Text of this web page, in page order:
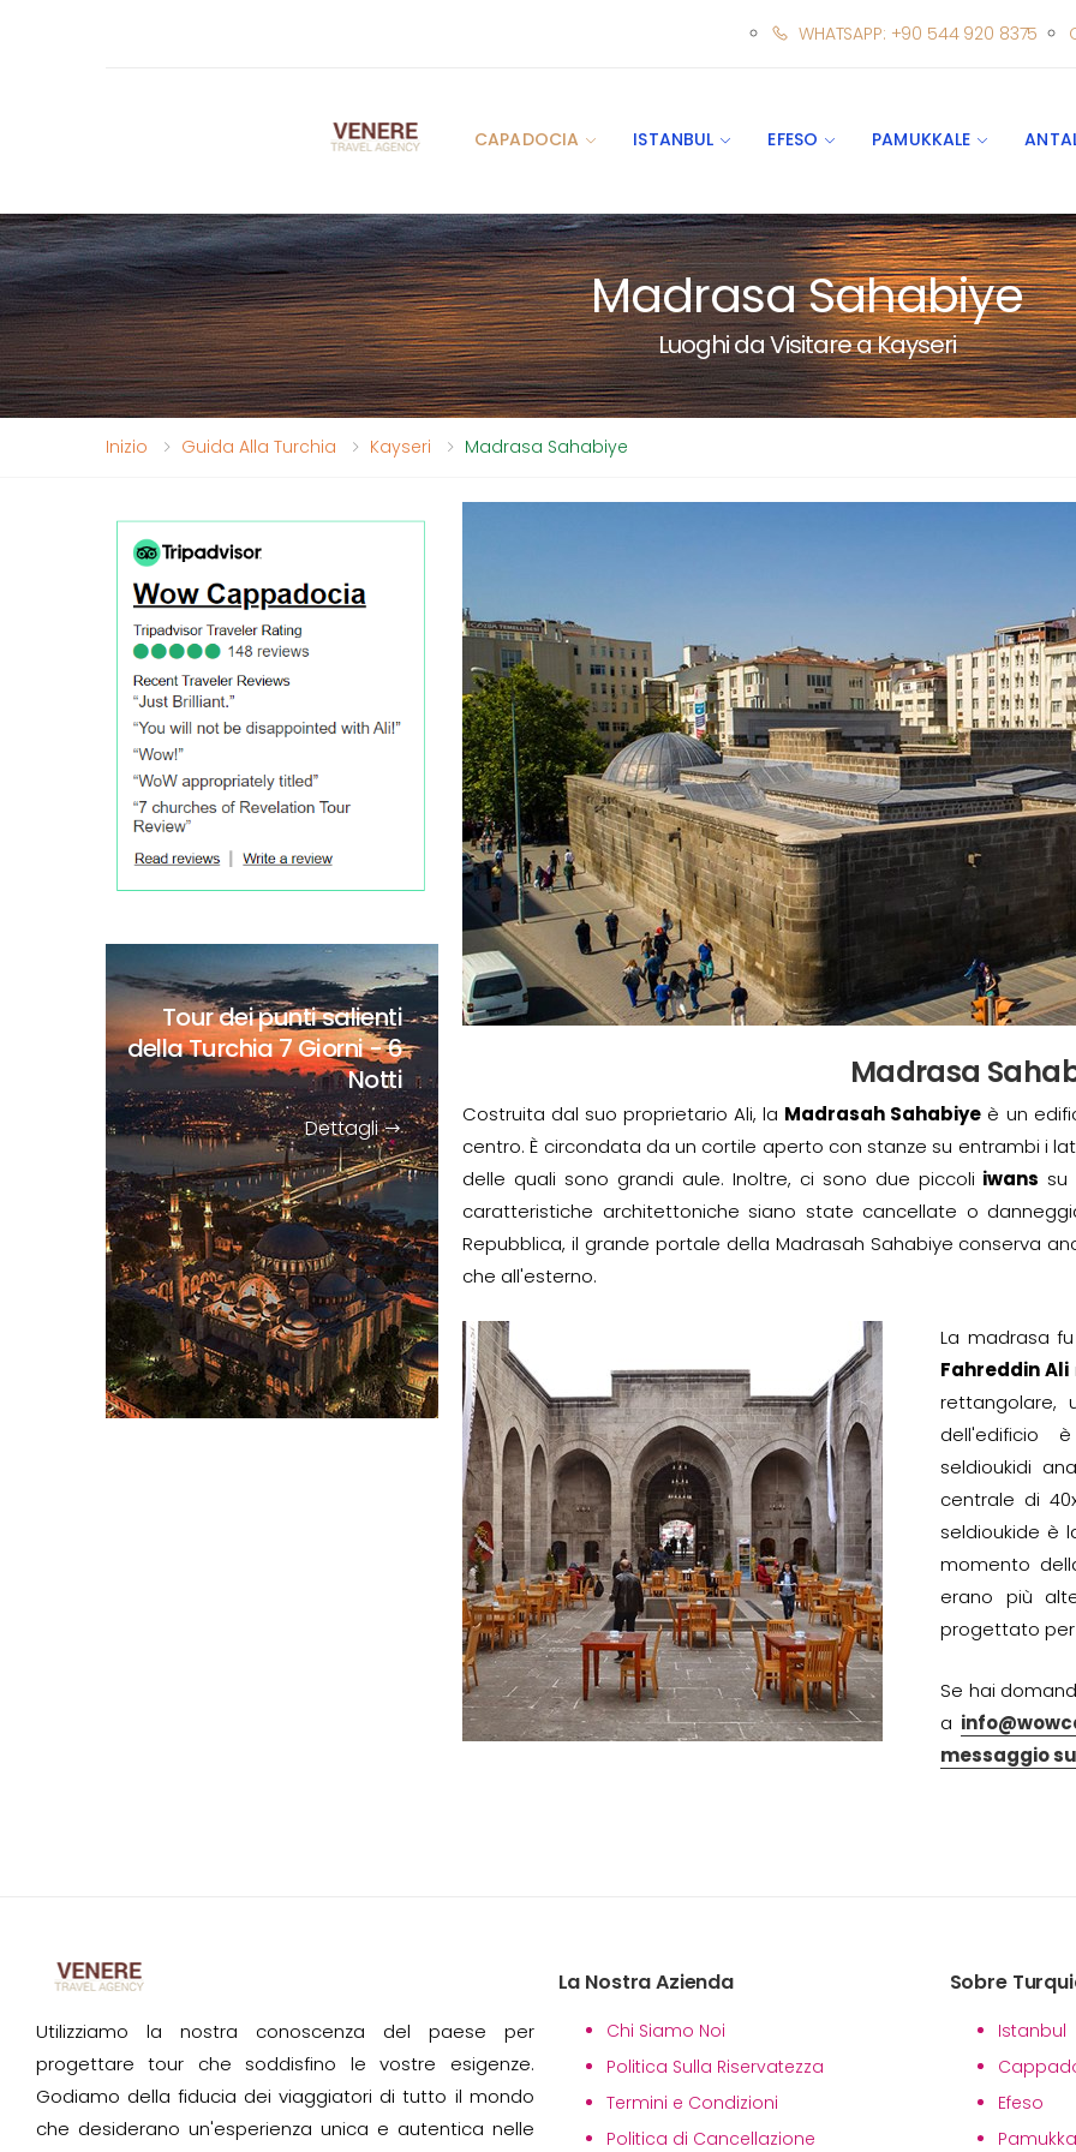
WHATSAPP: +90 544 920 8375
CAPADOCIA ISTANBUL EFESO PAMUKKALE
Madrasa Sahabiye
Luoghi da Visitare a Kayseri
Inizio Guida Alla Turchia Kayseri Madrasa Sahabiye
Madrasa
Costruita dal suo proprietario Ali, la Madrasah Sahabiye è un
centro. È circondata da un cortile aperto con stanze su entrambi i
delle quali sono grandi aule. Inoltre, ci sono due piccoli iwans su
caratteristiche architettoniche siano state cancellate o
Repubblica, il grande portale della Madrasah Sahabiye conserva
che all'esterno.
La madrasa
Fahreddin Ali
rettangolare,
dell'edificio
seldioukidi
centrale di
seldioukide è
momento
erano più
progettato per
Se hai
a
messaggio
Tour dei punti salienti
della Turchia7 Giorni - 6
Notti
Dettagli
Utilizziamo la nostra conoscenza del paese per
progettare tour che soddisfino le vostre esigenze.
Godiamo della fiducia dei viaggiatori di tutto il mondo
che desiderano un'esperienza unica e autentica nelle
La Nostra Azienda
Chi Siamo Noi
Politica Sulla Riservatezza
Termini e Condizioni
Politica di Cancellazione
Sobre
Istanbul
Efeso